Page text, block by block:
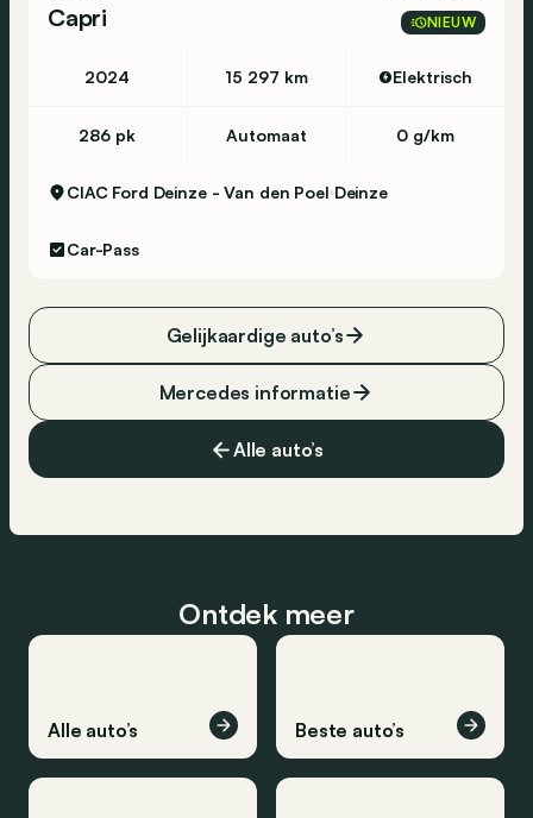
Capri
NIEUW
2024 15 297 km Elektrisch
286 pk Automaat 0 g/km
CIAC Ford Deinze - Van den Poel Deinze
Car-Pass
Alle auto’s
Mercedes informatie
Gelijkaardige auto’s
Ontdek meer
Alle auto’s Beste auto’s